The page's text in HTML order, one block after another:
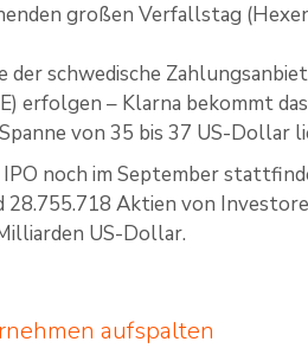
großen Verfallstag
schwedische
erfolgen – Klarna bekommt
von 35 bis 37 US-Dollar
noch im September
Aktien von
US-Dollar.
aufspalten